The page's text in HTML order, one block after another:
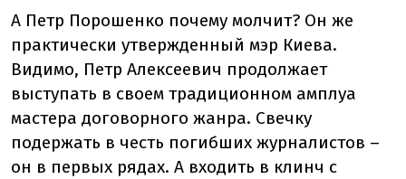
А Петр Порошенко почему молчит? Он же
практически утвержденный мэр Киева.
Видимо, Петр Алексеевич продолжает
выступать в своем традиционном амплуа
мастера договорного жанра. Свечку
подержать в честь погибших журналистов –
он в первых рядах. А входить в клинч с